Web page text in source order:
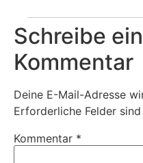
Schreibe
Kommentar
Deine E-Mail-Adresse
Erforderliche Felder
Kommentar *